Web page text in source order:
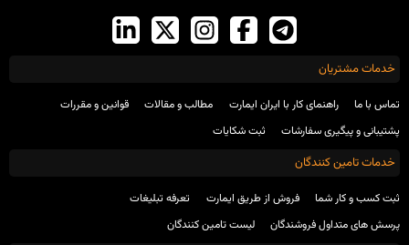
خدمات مشتریان
تماس با ما راهنمای کار با ایران ایمارت مطالب و مقالات
قوانین و مقررات
پشتیبانی و پیگیری سفارشات
ثبت شکایات
خدمات تامین کنندگان
ثبت کسب و کار شما فروش از طریق ایمارت
تعرفه تبلیغات
پرسش های متداول فروشندگان
لیست تامین کنندگان